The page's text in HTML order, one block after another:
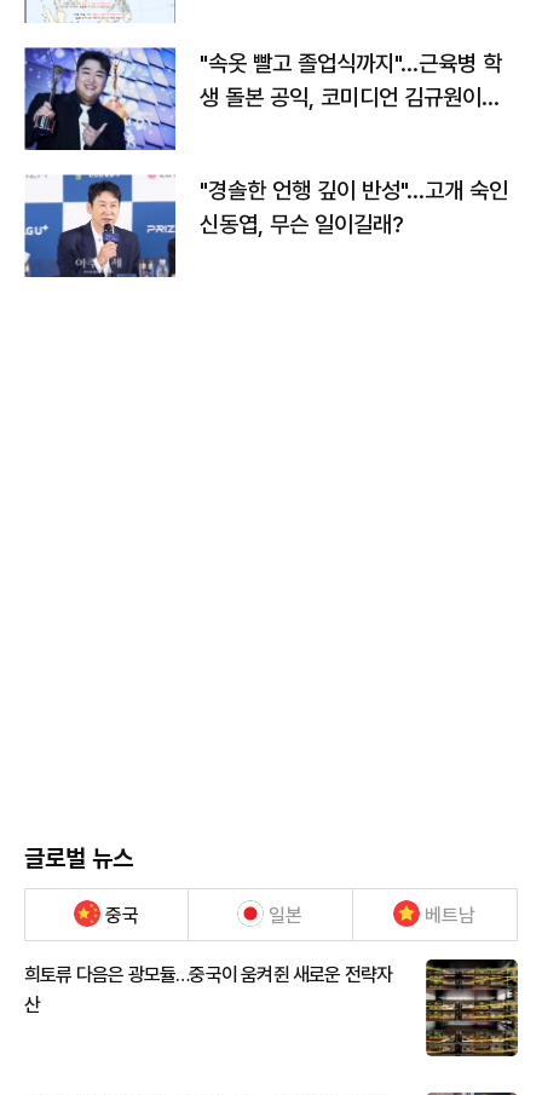
"속옷 빨고 졸업식까지"…근육병 학
생 돌본 공익, 코미디언 김규원이었
"경솔한 언행 깊이 반성"…고개 숙인
신동엽, 무슨 일이길래?
글로벌 뉴스
중국 일본 베트남
희토류 다음은 광모듈…중국이 움켜쥔 새로운 전략자
산